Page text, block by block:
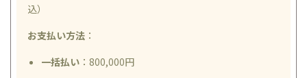
込）
お支払い方法 ：
一括払い ：800,000円